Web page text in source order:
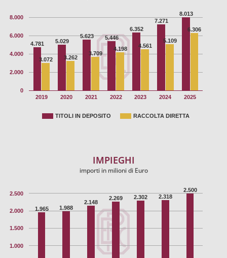
TITOLI IN DEPOSITO RACCOLTA DIRETTA
2019 2020 2021 2022 2023 2024 2025
0
2.000
4.000
6.000
8.000
4.781 5.029
5.623 5.446
6.352
7.271
8.013
3.072 3.262
3.709
4.198 4.561
5.109
6.306
IMPIEGHI
importi in milioni di Euro
1.000
1.500
2.000
2.500
1.965 1.988
2.148
2.269 2.302 2.318
2.500